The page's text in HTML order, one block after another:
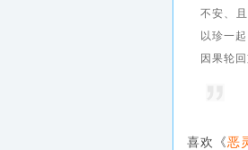
不安、
以珍一
因果轮
喜欢《恶